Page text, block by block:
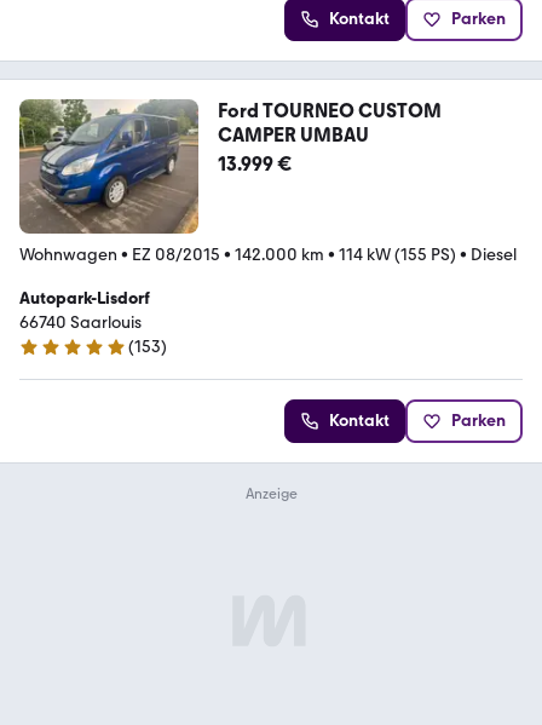
Kontakt Parken
Ford TOURNEO CUSTOM
CAMPER UMBAU
13.999 €
Wohnwagen • EZ 08/2015 • 142.000 km • 114 kW (155 PS) • Diesel
Autopark-Lisdorf
66740 Saarlouis
4.8 Sterne
(153)
Kontakt Parken